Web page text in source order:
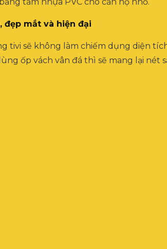
đẹp mắt và hiện đại
tivi sẽ không làm chiếm dụng diện
ốp vách vân đá thì sẽ mang lại